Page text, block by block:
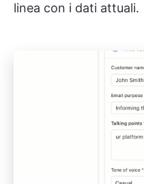
linea con i dati attuali.